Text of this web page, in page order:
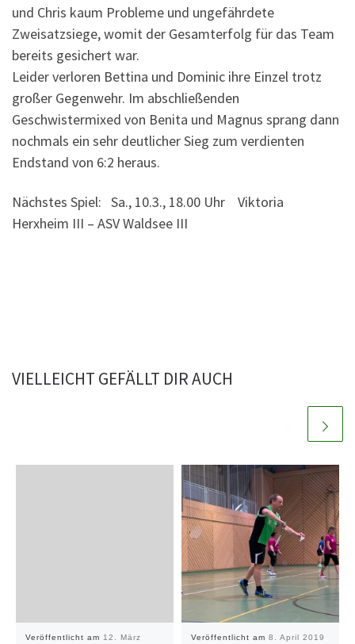
und Chris kaum Probleme und ungefährdete
Zweisatzsiege, womit der Gesamterfolg für das Team
bereits gesichert war.
Leider verloren Bettina und Dominic ihre Einzel trotz
großer Gegenwehr. Im abschließenden
Geschwistermixed von Benita und Magnus sprang dann
nochmals ein sehr deutlicher Sieg zum verdienten
Endstand von 6:2 heraus.
Nächstes Spiel: Sa., 10.3., 18.00 Uhr Viktoria
Herxheim III – ASV Waldsee III
VIELLEICHT GEFÄLLT DIR AUCH
Veröffentlicht am 12. März
Veröffentlicht am 8. April 2019